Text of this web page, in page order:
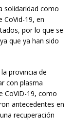
solidaridad como
CoVid-19, en
por lo que se
que ya han sido
provincia de
con plasma
CoViD-19, como
antecedentes en
recuperación